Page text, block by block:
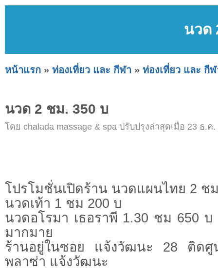
นวด
หน้าแรก » ท่องเที่ยว และ กีฬา » ท่องเที่ยว และ กี
นวด 2 ชม. 350 บ
โดย chalada massage & spa ปรับปรุงล่าสุดเมื่อ 23 ธ.ค.
โปรโมชั่นเปิดร้าน นวดแผนไทย 2 ช
นวดเท้า 1 ชม 200 บ
นวดอโรมา เธอราพี 1.30 ชม 650
มากมาย
ร้านอยู่ในซอย แจ้งวัฒนะ 28 ติดศู
พลาซ่า แจ้งวัฒนะ